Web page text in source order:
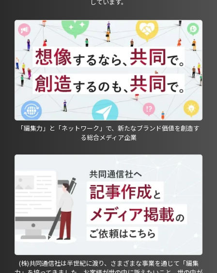
「編集力」と「ネットワーク」で、新たなブランド価値を創造す
る総合メディア企業
(株)共同通信社は半世紀に渡り、さまざまな事業を通じて「編集